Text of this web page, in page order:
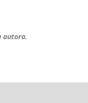
autora.